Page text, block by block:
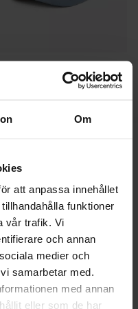
Om
att anpassa innehållet
funktioner
vår trafik. Vi
och annan
medier och
samarbetar med.
med annan
eller som de har
DEUX